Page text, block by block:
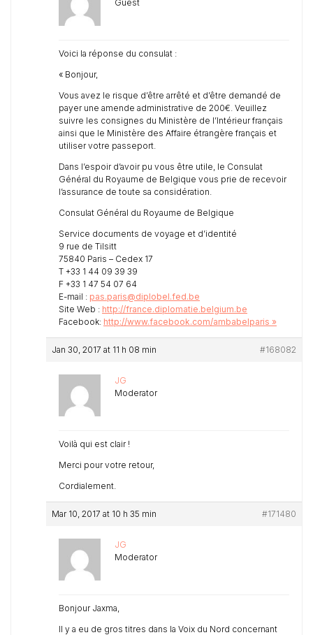
Guest
Voici la réponse du consulat :
« Bonjour,
Vous avez le risque d’être arrêté et d’être demandé de
payer une amende administrative de 200€. Veuillez
suivre les consignes du Ministère de l’Intérieur français
ainsi que le Ministère des Affaire étrangère français et
utiliser votre passeport.
Dans l’espoir d’avoir pu vous être utile, le Consulat
Général du Royaume de Belgique vous prie de recevoir
l’assurance de toute sa considération.
Consulat Général du Royaume de Belgique
Service documents de voyage et d’identité
9 rue de Tilsitt
75840 Paris – Cedex 17
T +33 1 44 09 39 39
F +33 1 47 54 07 64
E-mail : pas.paris@diplobel.fed.be
Site Web : http://france.diplomatie.belgium.be
Facebook: http://www.facebook.com/ambabelparis »
Jan 30, 2017 at 11 h 08 min #168082
JG
Moderator
Voilà qui est clair !
Merci pour votre retour,
Cordialement.
Mar 10, 2017 at 10 h 35 min #171480
JG
Moderator
Bonjour Jaxma,
Il y a eu de gros titres dans la Voix du Nord concernant